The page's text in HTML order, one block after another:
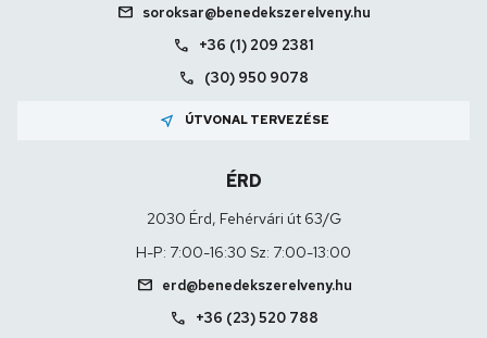
mail soroksar@benedekszerelveny.hu
call +36 (1) 209 2381
call (30) 950 9078
near_me ÚTVONAL TERVEZÉSE
ÉRD
2030 Érd, Fehérvári út 63/G
H-P: 7:00-16:30 Sz: 7:00-13:00
mail erd@benedekszerelveny.hu
call +36 (23) 520 788